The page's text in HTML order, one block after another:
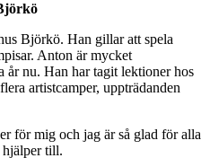
Björkö. Han gillar att spela
Anton är mycket
år nu. Han har tagit lektioner hos
artistcamper, uppträdanden
för mig och jag är så glad för alla
hjälper till.